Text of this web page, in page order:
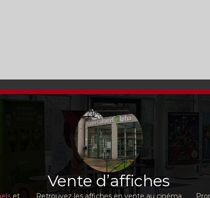
et
Vente d’affiches
Retrouvez les affiches en vente au cinéma